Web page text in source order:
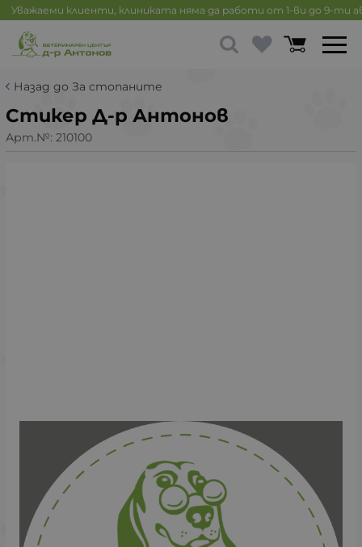
Уважаеми клиенти, клиниката няма да работи от 1-ви до 9-ти
Назад до За стопаните
Стикер Д-р Антонов
Арт.№: 210100